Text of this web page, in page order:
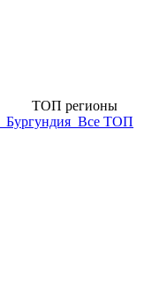
ТОП регионы
Бургундия Все ТОП